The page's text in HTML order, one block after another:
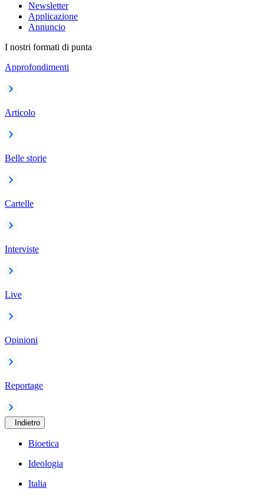
Newsletter
Applicazione
Annuncio
I nostri formati di punta
Approfondimenti
Articolo
Belle storie
Cartelle
Interviste
Live
Opinioni
Reportage
Indietro
Bioetica
Ideologia
Italia